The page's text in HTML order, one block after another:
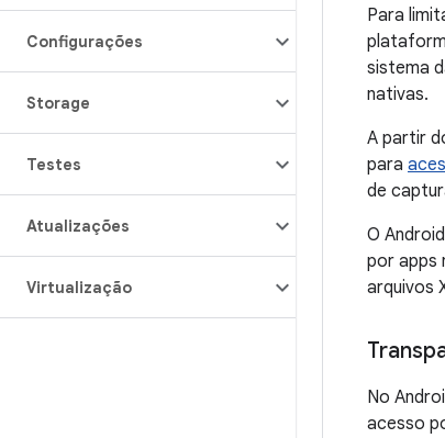
Configurações
Storage
Testes
Atualizações
Virtualização
Para
sistema
nativas.
A partir
para
de
O
por apps
arquivos
No
acesso